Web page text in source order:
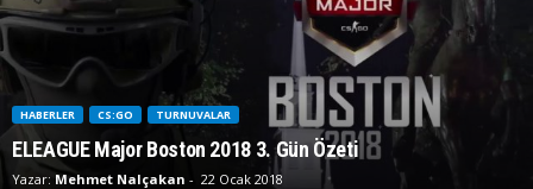
HABERLER CS:GO TURNUVALAR
ELEAGUE Major Boston 2018 3. Gün Özeti
Yazar: Mehmet Nalçakan - 22 Ocak 2018